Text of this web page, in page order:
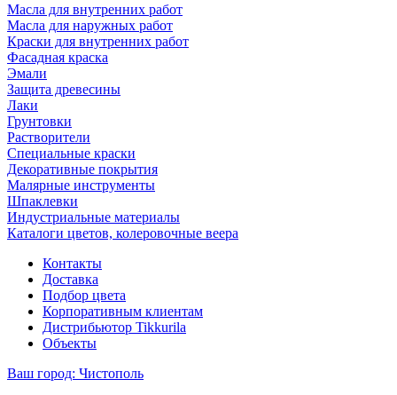
Масла для внутренних работ
Масла для наружных работ
Краски для внутренних работ
Фасадная краска
Эмали
Защита древесины
Лаки
Грунтовки
Растворители
Специальные краски
Декоративные покрытия
Малярные инструменты
Шпаклевки
Индустриальные материалы
Каталоги цветов, колеровочные веера
Контакты
Доставка
Подбор цвета
Корпоративным клиентам
Дистрибьютор Tikkurila
Объекты
Ваш город: Чистополь